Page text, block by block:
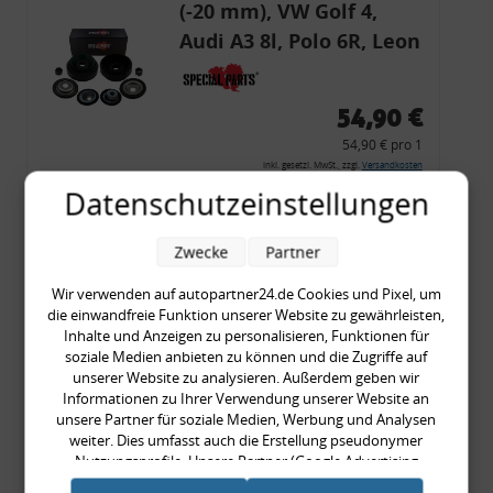
(-20 mm), VW Golf 4,
Audi A3 8l, Polo 6R, Leon
54,90 €
54,90 € pro 1
inkl. gesetzl. MwSt., zzgl. Versandkosten
Merkzettel
Zum Artikel
Rückleuchtenband mit
Blinker, rot, US-Ecken,
Audi 80 Cabrio, Typ 89,
OE-Nr.: 8G0945225 +
8G0945225C
999,99 €
Datenschutzeinstellungen
Wir verwenden auf autopartner24.de Cookies und Pixel, um
die einwandfreie Funktion unserer Website zu gewährleisten,
Inhalte und Anzeigen zu personalisieren, Funktionen für
soziale Medien anbieten zu können und die Zugriffe auf
unserer Website zu analysieren. Außerdem geben wir
Informationen zu Ihrer Verwendung unserer Website an
unsere Partner für soziale Medien, Werbung und Analysen
weiter. Dies umfasst auch die Erstellung pseudonymer
Nutzungsprofile. Unsere Partner (Google Advertising
Products) führen diese Informationen möglicherweise mit
Zwecke Partner